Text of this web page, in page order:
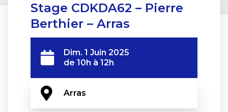
Stage CDKDA62 – Pierre
Berthier – Arras
Dim. 1 Juin 2025
de 10h à 12h
Arras